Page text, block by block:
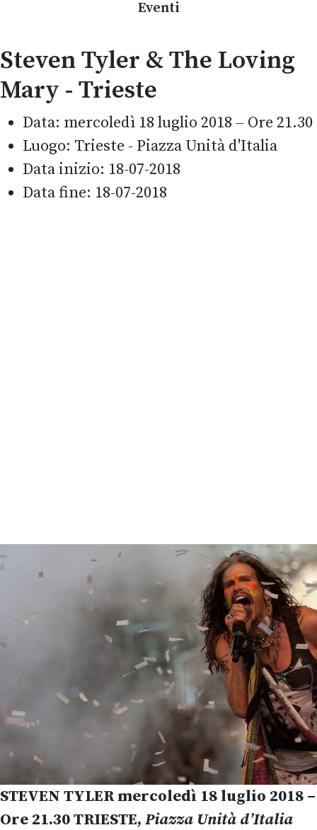
Eventi
Steven Tyler & The Loving
Mary - Trieste
Data: mercoledì 18 luglio 2018 – Ore 21.30
Luogo: Trieste - Piazza Unità d'Italia
Data inizio: 18-07-2018
Data fine: 18-07-2018
STEVEN TYLERmercoledì 18 luglio 2018 –
Ore 21.30TRIESTE, Piazza Unità d’Italia